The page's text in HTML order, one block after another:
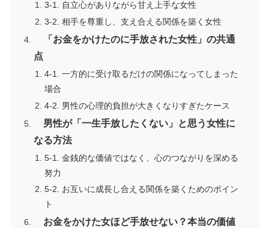
3-1. 自立心がありながら甘え上手な女性
3-2. 相手を尊重し、支え合える関係を築く女性
「お金をかけたのに手放された女性」の共通
点
4-1. 一方的に受け取るだけの関係になってしまった
場合
4-2. 男性の心理的負担が大きくなりすぎたケース
男性が「一生手放したくない」と思う女性に
なる方法
5-1. 金銭的な価値ではなく、心のつながりを深める
努力
5-2. お互いに成長し合える関係を築くためのポイン
ト
お金をかけた女ほど手放せない？本当の価値